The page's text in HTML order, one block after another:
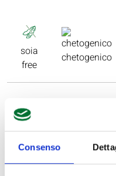
Consenso
soia
free
chetogenico